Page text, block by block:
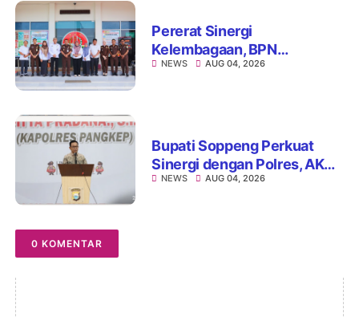
Pererat Sinergi
Kelembagaan, BPN
Kabupaten Soppeng dan
NEWS AUG 04, 2026
Bupati Soppeng Perkuat
Sinergi dengan Polres, AKBP
Hari Budiyanto Siap Layani
NEWS AUG 04, 2026
0 KOMENTAR